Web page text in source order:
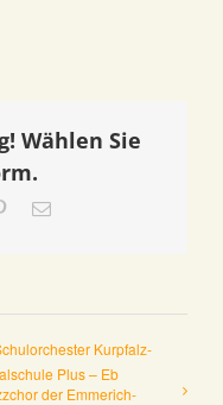
Wählen Sie
Pinterest
E-
Kurpfalz-
Plus – Eb
der Emmerich-